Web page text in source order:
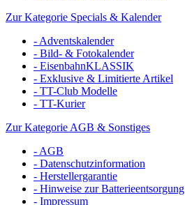
Zur Kategorie Specials & Kalender
- Adventskalender
- Bild- & Fotokalender
- EisenbahnKLASSIK
- Exklusive & Limitierte Artikel
- TT-Club Modelle
- TT-Kurier
Zur Kategorie AGB & Sonstiges
- AGB
- Datenschutzinformation
- Herstellergarantie
- Hinweise zur Batterieentsorgung
- Impressum